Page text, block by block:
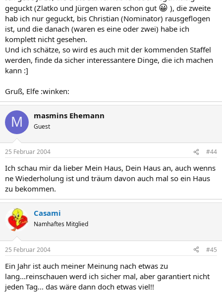
geguckt (Zlatko und Jürgen waren schon gut 😀 ), die zweite
hab ich nur geguckt, bis Christian (Nominator) rausgeflogen
ist, und die danach (waren es eine oder zwei) habe ich
komplett nicht gesehen.
Und ich schätze, so wird es auch mit der kommenden Staffel
werden, finde da sicher interessantere Dinge, die ich machen
kann :]
Gruß, Elfe :winken:
M masmins Ehemann
Guest
25 Februar 2004 #44
Ich schau mir da lieber Mein Haus, Dein Haus an, auch wenns
ne Wiederholung ist und träum davon auch mal so ein Haus
zu bekommen.
Casami
Namhaftes Mitglied
25 Februar 2004 #45
Ein Jahr ist auch meiner Meinung nach etwas zu
lang...reinschauen werd ich sicher mal, aber garantiert nicht
jeden Tag... das wäre dann doch etwas viel!!